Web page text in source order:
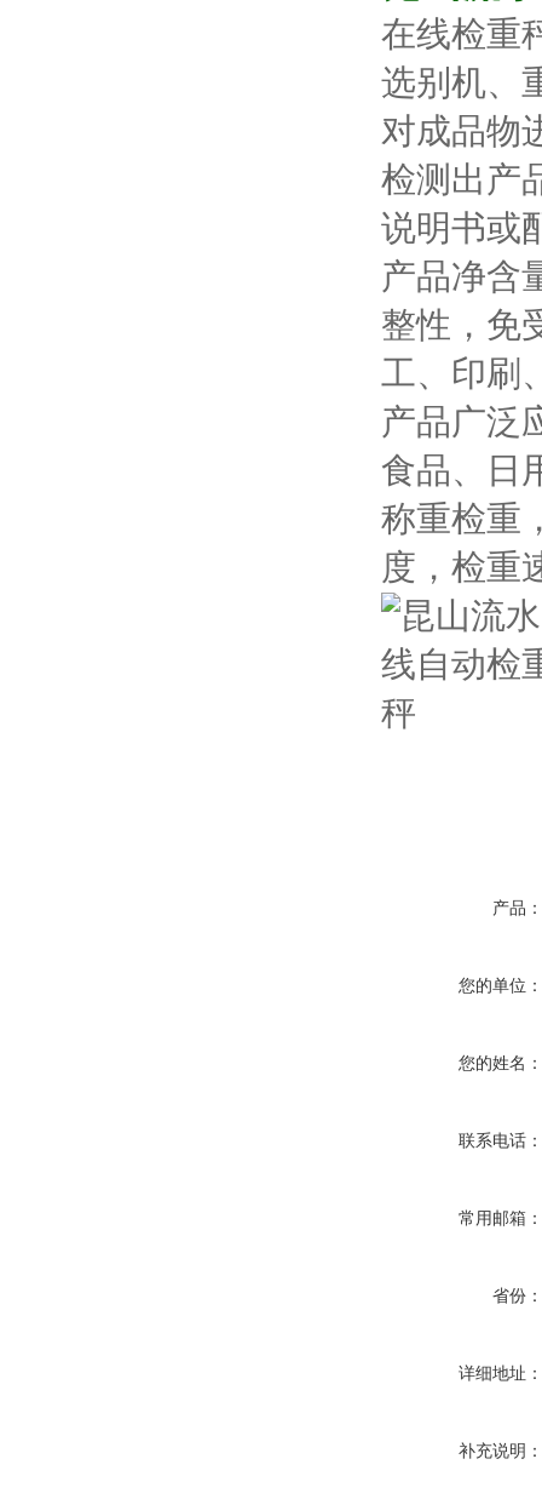
在线检重
选别机、
对成品物
检测出产
说明书或
产品净含
整性，免
工、印刷
产品广泛
食品、日
称重检重
度，检重
产品：
您的单位：
您的姓名：
联系电话：
常用邮箱：
省份：
详细地址：
补充说明：